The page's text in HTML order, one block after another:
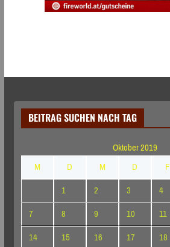
BEITRAG SUCHEN NACH TAG
Oktober 2019
M
D M D F
1
2 3 4
7
8 9 10 11
14
15 16 17 18